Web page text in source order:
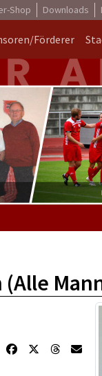
Shop Downloads
Förderer